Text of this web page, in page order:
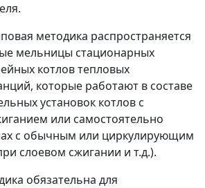
методика распространяется
мельницы стационарных
котлов тепловых
которые работают в составе
установок котлов с
или самостоятельно
с обычным или циркулирующим
слоевом сжигании и т.д.).
обязательна для